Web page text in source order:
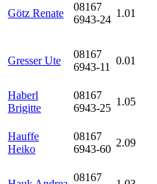
Götz Renate
08167
6943-24
1.01
Gresser Ute
08167
6943-11
0.01
Haberl
Brigitte
08167
6943-25
1.05
Hauffe
Heiko
08167
6943-60
2.09
08167